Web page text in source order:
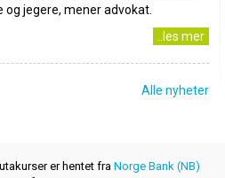
jegere, mener advokat.
..les mer
Alle nyheter
er hentet fra Norge Bank (NB)